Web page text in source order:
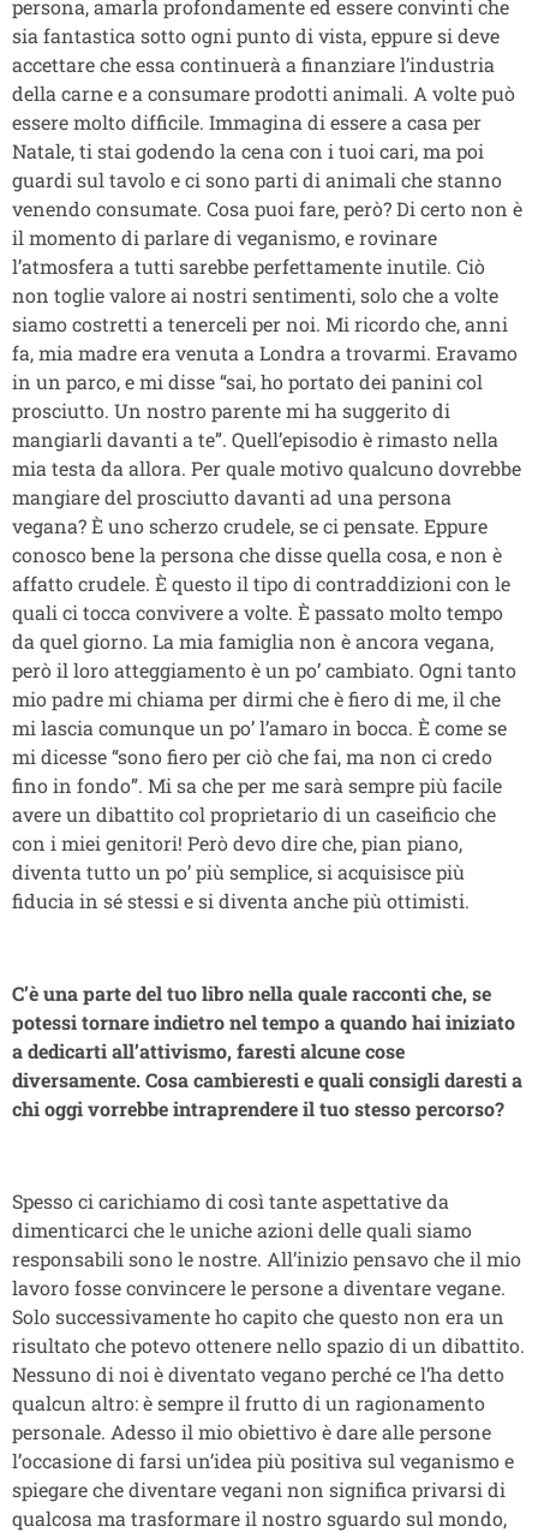
persona, amarla profondamente ed essere convinti che
sia fantastica sotto ogni punto di vista, eppure si deve
accettare che essa continuerà a finanziare l’industria
della carne e a consumare prodotti animali. A volte può
essere molto difficile. Immagina di essere a casa per
Natale, ti stai godendo la cena con i tuoi cari, ma poi
guardi sul tavolo e ci sono parti di animali che stanno
venendo consumate. Cosa puoi fare, però? Di certo non è
il momento di parlare di veganismo, e rovinare
l’atmosfera a tutti sarebbe perfettamente inutile. Ciò
non toglie valore ai nostri sentimenti, solo che a volte
siamo costretti a tenerceli per noi. Mi ricordo che, anni
fa, mia madre era venuta a Londra a trovarmi. Eravamo
in un parco, e mi disse “sai, ho portato dei panini col
prosciutto. Un nostro parente mi ha suggerito di
mangiarli davanti a te”. Quell’episodio è rimasto nella
mia testa da allora. Per quale motivo qualcuno dovrebbe
mangiare del prosciutto davanti ad una persona
vegana? È uno scherzo crudele, se ci pensate. Eppure
conosco bene la persona che disse quella cosa, e non è
affatto crudele. È questo il tipo di contraddizioni con le
quali ci tocca convivere a volte. È passato molto tempo
da quel giorno. La mia famiglia non è ancora vegana,
però il loro atteggiamento è un po’ cambiato. Ogni tanto
mio padre mi chiama per dirmi che è fiero di me, il che
mi lascia comunque un po’ l’amaro in bocca. È come se
mi dicesse “sono fiero per ciò che fai, ma non ci credo
fino in fondo”. Mi sa che per me sarà sempre più facile
avere un dibattito col proprietario di un caseificio che
con i miei genitori! Però devo dire che, pian piano,
diventa tutto un po’ più semplice, si acquisisce più
fiducia in sé stessi e si diventa anche più ottimisti.
C’è una parte del tuo libro nella quale racconti che, se
potessi tornare indietro nel tempo a quando hai iniziato
a dedicarti all’attivismo, faresti alcune cose
diversamente. Cosa cambieresti e quali consigli daresti a
chi oggi vorrebbe intraprendere il tuo stesso percorso?
Spesso ci carichiamo di così tante aspettative da
dimenticarci che le uniche azioni delle quali siamo
responsabili sono le nostre. All’inizio pensavo che il mio
lavoro fosse convincere le persone a diventare vegane.
Solo successivamente ho capito che questo non era un
risultato che potevo ottenere nello spazio di un dibattito.
Nessuno di noi è diventato vegano perché ce l’ha detto
qualcun altro: è sempre il frutto di un ragionamento
personale. Adesso il mio obiettivo è dare alle persone
l’occasione di farsi un’idea più positiva sul veganismo e
spiegare che diventare vegani non significa privarsi di
qualcosa ma trasformare il nostro sguardo sul mondo,